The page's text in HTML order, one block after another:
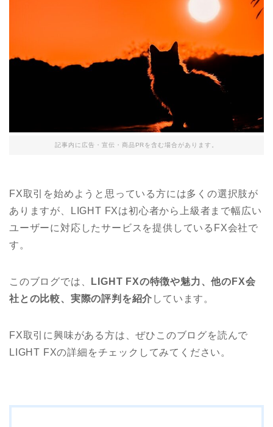
記事内に広告・宣伝・商品PRを含む場合があります。
FX取引を始めようと思っている方には多くの選択肢が
ありますが、LIGHT FXは初心者から上級者まで幅広い
ユーザーに対応したサービスを提供しているFX会社で
す。
このブログでは、
LIGHT FXの特徴や魅力、他のFX会
社との比較、実際の評判を紹介 しています。
FX取引に興味がある方は、ぜひこのブログを読んで
LIGHT FXの詳細をチェックしてみてください。